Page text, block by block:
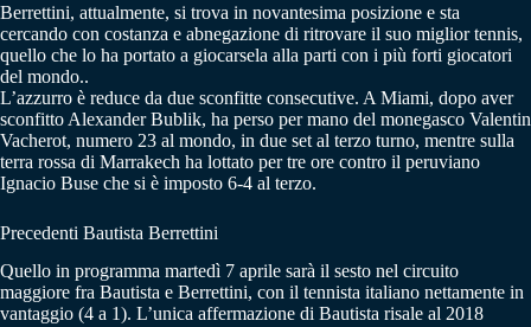
Berrettini, attualmente, si trova in novantesima posizione e sta
cercando con costanza e abnegazione di ritrovare il suo miglior tennis,
quello che lo ha portato a giocarsela alla parti con i più forti giocatori
del mondo..
L’azzurro è reduce da due sconfitte consecutive. A Miami, dopo aver
sconfitto Alexander Bublik, ha perso per mano del monegasco Valentin
Vacherot, numero 23 al mondo, in due set al terzo turno, mentre sulla
terra rossa di Marrakech ha lottato per tre ore contro il peruviano
Ignacio Buse che si è imposto 6-4 al terzo.
Precedenti Bautista Berrettini
Quello in programma martedì 7 aprile sarà il sesto nel circuito
maggiore fra Bautista e Berrettini, con il tennista italiano nettamente in
vantaggio (4 a 1). L’unica affermazione di Bautista risale al 2018